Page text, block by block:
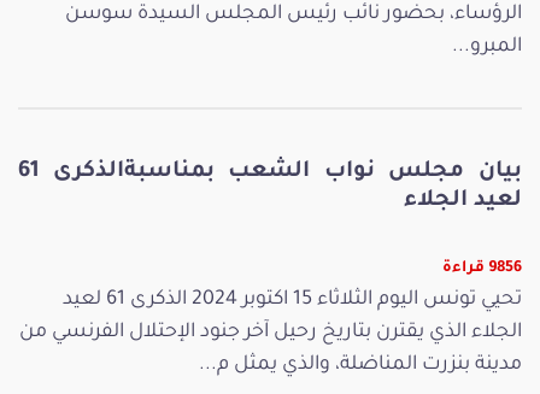
الرؤساء، بحضور نائب رئيس المجلس السيدة سوسن
المبرو...
بيان مجلس نواب الشعب بمناسبةالذكرى 61
لعيد الجلاء
9856 قراءة
تحيي تونس اليوم الثلاثاء 15 اكتوبر 2024 الذكرى 61 لعيد
الجلاء الذي يقترن بتاريخ رحيل آخر جنود الإحتلال الفرنسي من
مدينة بنزرت المناضلة، والذي يمثل م...